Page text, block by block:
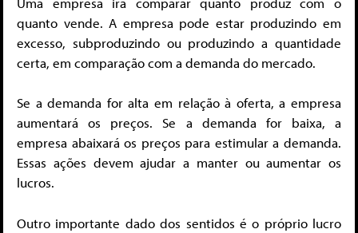
quanto vende. A empresa pode estar produzindo em
excesso, subproduzindo ou produzindo a quantidade
certa, em comparação com a demanda do mercado.
Se a demanda for alta em relação à oferta, a empresa
aumentará os preços. Se a demanda for baixa, a
empresa abaixará os preços para estimular a demanda.
Essas ações devem ajudar a manter ou aumentar os
lucros.
Outro importante dado dos sentidos é o próprio lucro